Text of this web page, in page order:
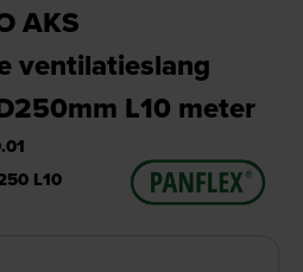
AKS
ventilatieslang
L10 meter
L10